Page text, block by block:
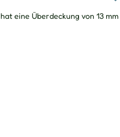
eine Überdeckung von 13